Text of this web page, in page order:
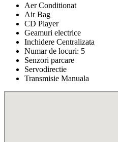
Aer Conditionat
Air Bag
CD Player
Geamuri electrice
Inchidere Centralizata
Numar de locuri: 5
Senzori parcare
Servodirectie
Transmisie Manuala